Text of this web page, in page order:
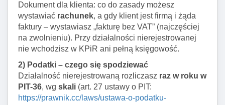
Dokument dla klienta: co do zasady możesz
wystawiać rachunek, a gdy klient jest firmą i żąda
faktury – wystawiasz „fakturę bez VAT” (najczęściej
na zwolnieniu). Przy działalności nierejestrowanej
nie wchodzisz w KPiR ani pełną księgowość.
2) Podatki – czego się spodziewać
Działalność nierejestrowaną rozliczasz raz w roku w
PIT-36, wg skali (art. 27 ustawy o PIT:
https://prawnik.cc/laws/ustawa-o-podatku-